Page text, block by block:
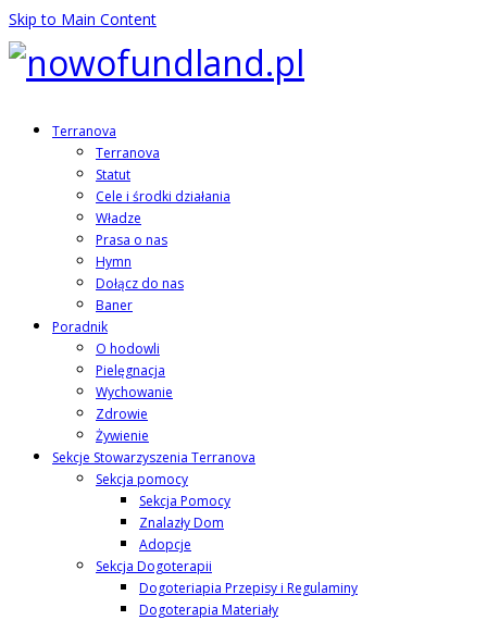
Skip to Main Content
Terranova
Terranova
Statut
Cele i środki działania
Władze
Prasa o nas
Hymn
Dołącz do nas
Baner
Poradnik
O hodowli
Pielęgnacja
Wychowanie
Zdrowie
Żywienie
Sekcje Stowarzyszenia Terranova
Sekcja pomocy
Sekcja Pomocy
Znalazły Dom
Adopcje
Sekcja Dogoterapii
Dogoteriapia Przepisy i Regulaminy
Dogoterapia Materiały